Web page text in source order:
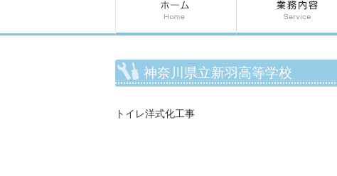
神奈川県立新羽高等学校
トイレ洋式化工事